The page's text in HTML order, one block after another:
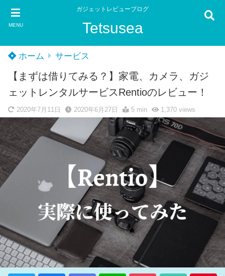
MENU
ガジェットレビューブログ
Tetsusea
ホーム サービス
【まずは借りてみる？】家電、カメラ、ガジ
ェットレンタルサービスRentioのレビュー！
2020年7月11日 2020年6月27日 5 min 1,370views